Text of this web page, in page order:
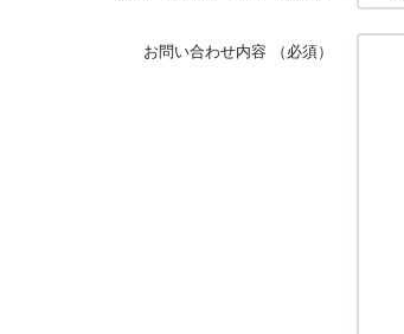
お問い合わせ内容 （必須）